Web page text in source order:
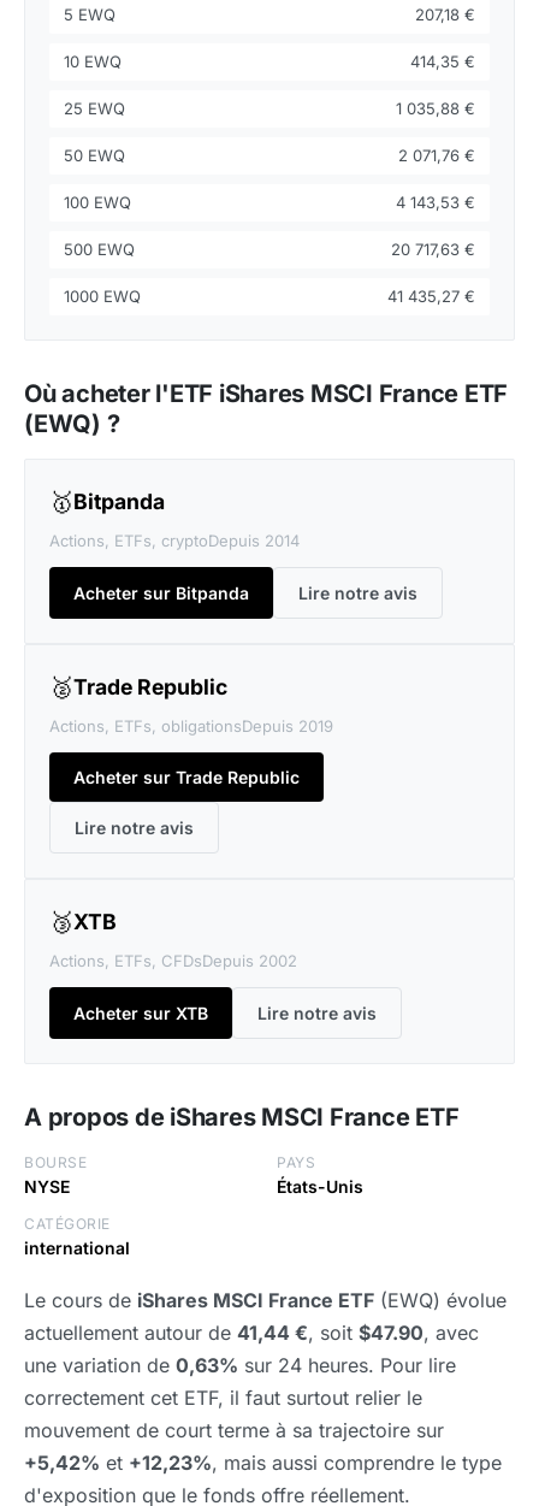
5 EWQ 207,18 €
10 EWQ 414,35 €
25 EWQ 1 035,88 €
50 EWQ 2 071,76 €
100 EWQ 4 143,53 €
500 EWQ 20 717,63 €
1000 EWQ 41 435,27 €
Où acheter l'ETF iShares MSCI France ETF
(EWQ) ?
🥇Bitpanda
Actions, ETFs, cryptoDepuis 2014
Acheter sur Bitpanda Lire notre avis
🥈Trade Republic
Actions, ETFs, obligationsDepuis 2019
Acheter sur Trade Republic
Lire notre avis
🥉XTB
Actions, ETFs, CFDsDepuis 2002
Acheter sur XTB Lire notre avis
A propos de iShares MSCI France ETF
BOURSE
NYSE
PAYS
États-Unis
CATÉGORIE
international
Le cours de iShares MSCI France ETF (EWQ) évolue
actuellement autour de 41,44 €, soit $47.90, avec
une variation de 0,63% sur 24 heures. Pour lire
correctement cet ETF, il faut surtout relier le
mouvement de court terme à sa trajectoire sur
+5,42% et +12,23%, mais aussi comprendre le type
d'exposition que le fonds offre réellement.